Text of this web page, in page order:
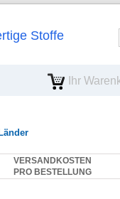
Stoffe
Ihr
VERSANDKOSTEN
PRO BESTELLUNG